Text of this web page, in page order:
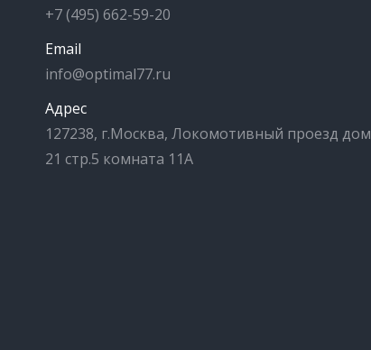
+7 (495) 662-59-20
Email
info@optimal77.ru
Адрес
127238, г.Москва, Локомотивный проезд дом
21 стр.5 комната 11А